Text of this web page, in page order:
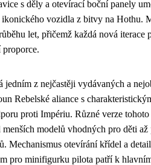
s děly a otevírací boční panely
vozidla z bitvy na Hothu.
let, přičemž každá nová iterace
proporce.
jedním z nejčastěji vydávaných a
Rebelské aliance s
proti Impériu. Různé verze tohoto
modelů vhodných pro děti až
Mechanismus otevírání křídel a
pro minifigurku pilota patří k